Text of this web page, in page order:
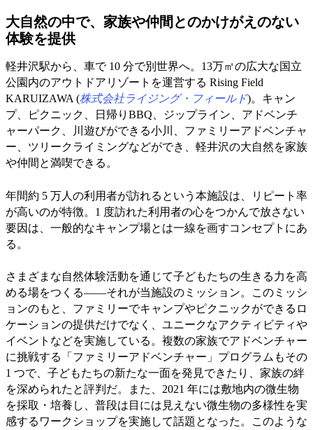
大自然の中で、家族や仲間とのかけがえのない
体験を提供
軽井沢駅から、車で 10 分で別世界へ。13万㎡の広大な国立
公園内のアウトドアリゾートを運営する Rising Field
KARUIZAWA (株式会社ライジング・フィールド)。キャン
プ、ピクニック、日帰りBBQ、ジップライン、アドベンチ
ャーパーク、川遊びができる小川、ファミリーアドベンチャ
ー、ツリークライミングなどができ、軽井沢の大自然を家族
や仲間と満喫できる。
年間約 5 万人の利用者が訪れるという本施設は、リピート率
が高いのが特徴。1 度訪れた利用者の心をつかんで放さない
要因は、一般的なキャンプ場とは一線を画すコンセプトにあ
る。
さまざまな自然体験活動を通じて子どもたちの生きる力を高
める場をつくる――それが当施設のミッション。このミッシ
ョンのもと、ファミリーでキャンプやピクニックができるロ
ケーションの提供だけでなく、ユニークなアクティビティや
イベントなどを実施している。複数の家族でアドベンチャー
に挑戦する「ファミリーアドベンチャー」プログラムもその
1 つで、子どもたちの新たな一面を発見できたり、家族の絆
を深められたと評判だ。また、2021 年には敷地内の微生物
を採取・培養し、普段は目には見えない微生物の多様性を実
感するワークショップを実施して話題となった。このような